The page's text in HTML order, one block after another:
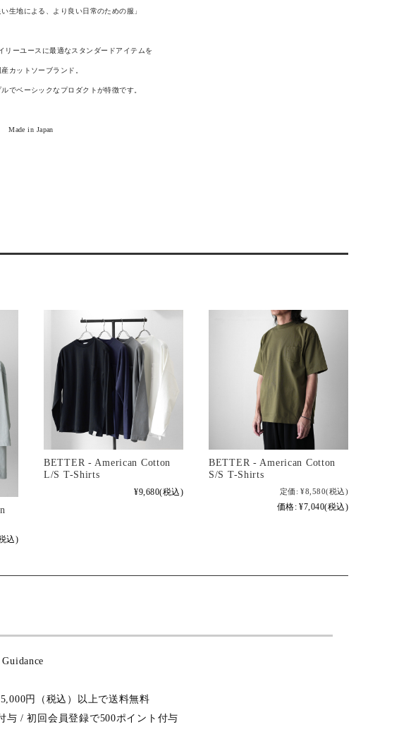
生地による、より良い日常のための服」
リーユースに最適なスタンダードアイテムを
カットソーブランド。
でベーシックなプロダクトが特徴です。
Made in Japan
込)
BETTER - American Cotton
L/S T-Shirts
¥9,680(税込)
BETTER - American Cotton
S/S T-Shirts
定価: ¥8,580(税込)
価格: ¥7,040(税込)
Guidance
円（税込）以上で送料無料
与 / 初回会員登録で500ポイント付与